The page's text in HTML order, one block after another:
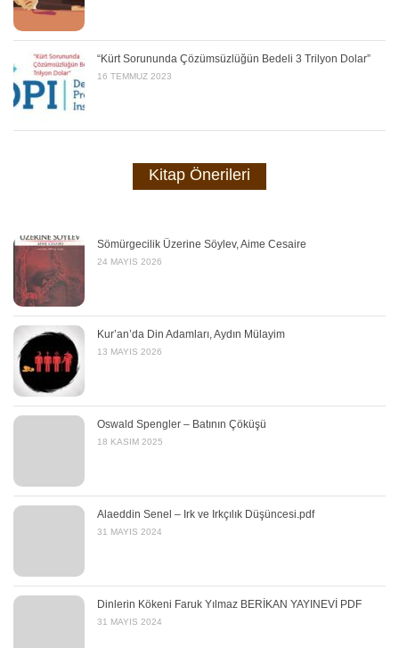
“Kürt Sorununda Çözümsüzlüğün Bedeli 3 Trilyon Dolar”
16 TEMMUZ 2023
Kitap Önerileri
Sömürgecilik Üzerine Söylev, Aime Cesaire
24 MAYIS 2026
Kur’an’da Din Adamları, Aydın Mülayim
13 MAYIS 2026
Oswald Spengler – Batının Çöküşü
18 KASIM 2025
Alaeddin Senel – Irk ve Irkçılık Düşüncesi.pdf
31 MAYIS 2024
Dinlerin Kökeni Faruk Yılmaz BERİKAN YAYINEVİ PDF
31 MAYIS 2024